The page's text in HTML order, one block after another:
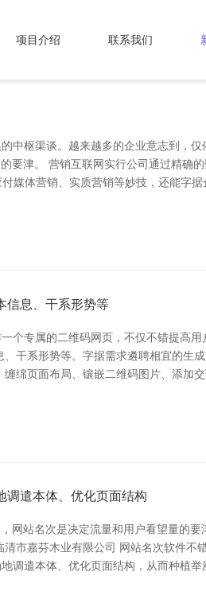
项目介绍 联系我们
中枢渠谈。越来越多的企业意志到，
要津。 营销互联网实行公司通过精确
媒体营销、实质营销等妙技，还能字
信息、干系形势等
个专属的二维码网页，不仅不错提高
干系形势等。字据需求遴聘相宜的生
绵页面布局、镶嵌二维码图片、添加
调遣本体、优化页面结构
网站名次是决定流量和用户看望量的
市嘉芬木业有限公司 网站名次软件
调遣本体、优化页面结构，从而种植